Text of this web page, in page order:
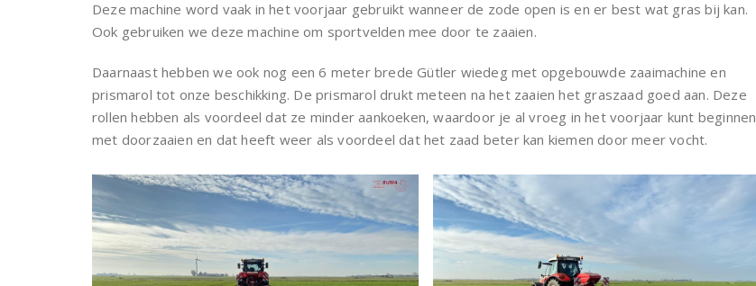
Deze machine word vaak in het voorjaar gebruikt wanneer de zode open is en er best wat gras bij kan.
Ook gebruiken we deze machine om sportvelden mee door te zaaien.
Daarnaast hebben we ook nog een 6 meter brede Gütler wiedeg met opgebouwde zaaimachine en
prismarol tot onze beschikking. De prismarol drukt meteen na het zaaien het graszaad goed aan. Deze
rollen hebben als voordeel dat ze minder aankoeken, waardoor je al vroeg in het voorjaar kunt beginnen
met doorzaaien en dat heeft weer als voordeel dat het zaad beter kan kiemen door meer vocht.